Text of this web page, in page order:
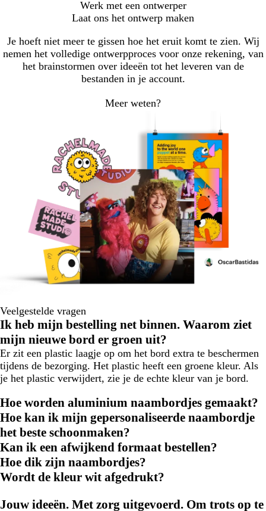
pagina
pagina
pagina
Werk met een ontwerper
Laat ons het ontwerp maken
Je hoeft niet meer te gissen hoe het eruit komt te zien. Wij
nemen het volledige ontwerpproces voor onze rekening, van
het brainstormen over ideeën tot het leveren van de
bestanden in je account.
Meer weten?
Veelgestelde vragen
Ik heb mijn bestelling net binnen. Waarom ziet
mijn nieuwe bord er groen uit?
Er zit een plastic laagje op om het bord extra te beschermen
tijdens de bezorging. Het plastic heeft een groene kleur. Als
je het plastic verwijdert, zie je de echte kleur van je bord.
Hoe worden aluminium naambordjes gemaakt?
Hoe kan ik mijn gepersonaliseerde naambordje
het beste schoonmaken?
Kan ik een afwijkend formaat bestellen?
Hoe dik zijn naambordjes?
Wordt de kleur wit afgedrukt?
Jouw ideeën. Met zorg uitgevoerd. Om trots op te